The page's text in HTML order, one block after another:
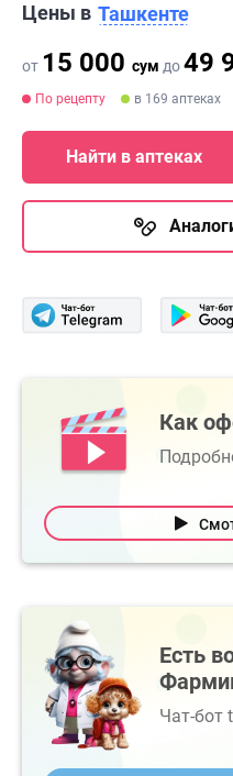
Цены в Ташкенте
от 15 000 сум до49
По рецепту в 169 аптеках
Найти в аптеках
Как
Есть
Чат-бот